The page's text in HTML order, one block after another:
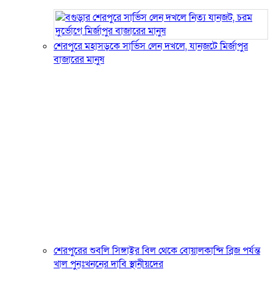
শেরপুরে মহাসড়কে সার্ভিস লেন দখলে, যানজটে মির্জাপুর
বাজারের মানুষ
শেরপুরের শুবলি সিঙ্গাইর বিল থেকে বোয়ালকান্দি ব্রিজ পর্যন্ত
খাল পুনঃখননের দাবি স্থানীয়দের